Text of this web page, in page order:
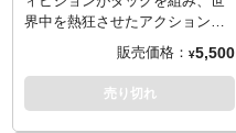
XLサイズ （77cm／58cm／
XXLサイズ （84cm／68cm／
60cm／26cm）
──────────────────
な鉛筆画で描き下ろし。洗練さ
乾いたタッチで、着こなしやす
く仕上げました。
生地はしっかりとした厚みの5.6
界中を熱狂させたアクション・
アドベンチャーゲーム
『SEKIRO: SHADOWS DIE
TWICE』。「TORCH TORCH」
とのコラボレーションTシャツが
販売価格： ¥5,500
売り切れ